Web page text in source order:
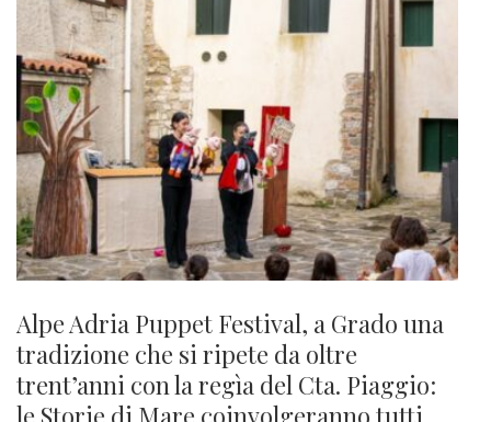
Alpe Adria Puppet Festival, a Grado una
tradizione che si ripete da oltre
trent’anni con la regìa del Cta. Piaggio:
le Storie di Mare coinvolgeranno tutti